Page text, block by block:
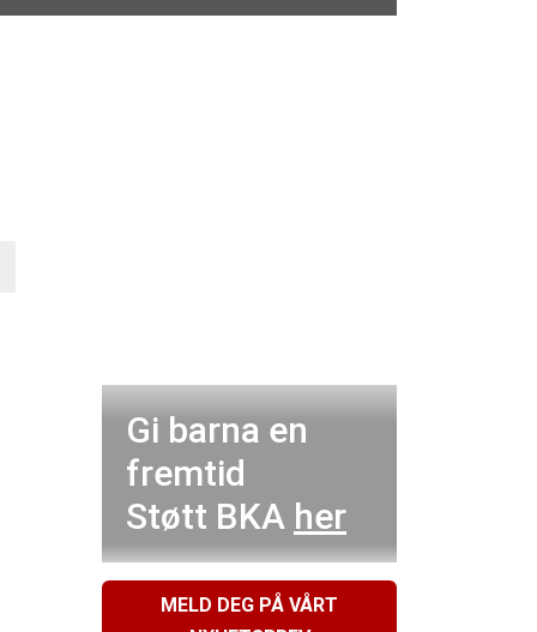
Gi barna en
fremtid
Støtt BKA her
MELD DEG PÅ VÅRT